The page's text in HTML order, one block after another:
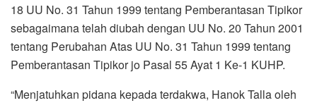
18 UU No. 31 Tahun 1999 tentang Pemberantasan Tipikor
sebagaimana telah diubah dengan UU No. 20 Tahun 2001
tentang Perubahan Atas UU No. 31 Tahun 1999 tentang
Pemberantasan Tipikor jo Pasal 55 Ayat 1 Ke-1 KUHP.
“Menjatuhkan pidana kepada terdakwa, Hanok Talla oleh